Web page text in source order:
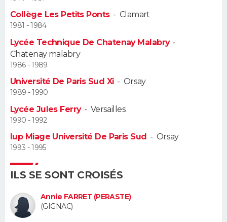
Alimentation
Guide de la santé
Maladies
Médicaments
Sommeil
VOYAGE
Destinations
City break
Voyage nature
Voyage de noces
Forum
Climat
+
PHOTO
BONS PLANS
CARTE DE VOEUX
Carte de Noël
Carte Bonne année
Carte Saint-Valentin
Carte Pâques
Carte d'anniversaire
DICTIONNAIRE
Dictionnaire
Biographies
Citations
Expressions
Proverbes
PROGRAMME TV
S'inscrire
Se connecter
Lycées
Collèges
Primaires
Universités
Entreprises
Service militaire
Avis de recherche
AVIS DE DÉCÈS
Collège Les Petits Ponts- Clamart
1981 - 1984
Lycée Technique De Chatenay Malabry-
Chatenay malabry
1986 - 1989
Université De Paris Sud Xi- Orsay
1989 - 1990
Lycée Jules Ferry- Versailles
1990 - 1992
Iup Miage Université De Paris Sud - Orsay
1993 - 1995
ILS SE SONT CROISÉS
Annie FARRET (PERASTE)
(GIGNAC)